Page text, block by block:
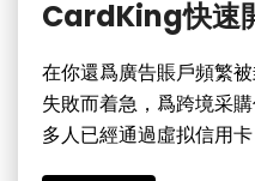
CardKing快速
在你還爲廣告賬戶頻繁
失敗而着急，爲跨境采
多人已經通過虛拟信用卡